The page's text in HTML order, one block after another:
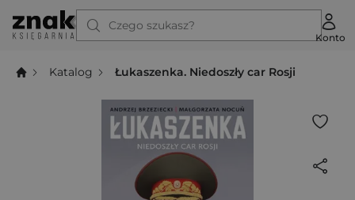
Czego szukasz?
Konto
Katalog Łukaszenka. Niedoszły car Rosji